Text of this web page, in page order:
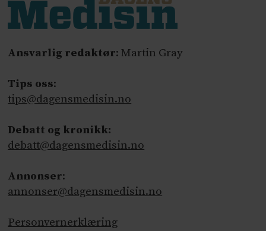
Ansvarlig redaktør: Martin Gray
Tips oss:
tips@dagensmedisin.no
Debatt og kronikk:
debatt@dagensmedisin.no
Annonser:
annonser@dagensmedisin.no
Personvernerklæring